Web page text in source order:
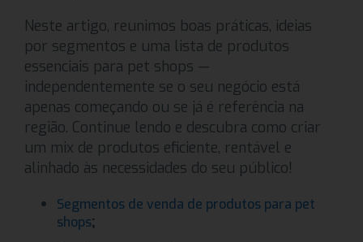
Neste artigo, reunimos boas práticas, ideias
por segmentos e uma lista de produtos
essenciais para pet shops —
independentemente se o seu negócio está
apenas começando ou se já é referência na
região. Continue lendo e descubra como criar
um mix de produtos eficiente, rentável e
alinhado às necessidades do seu público!
Segmentos de venda de produtos para pet
shops;